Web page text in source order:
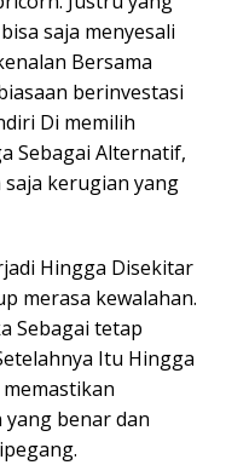
saja menyesali
Bersama
berinvestasi
Di memilih
Sebagai Alternatif,
saja kerugian yang
Hingga Disekitar
merasa kewalahan.
Sebagai tetap
Itu Hingga
benar dan